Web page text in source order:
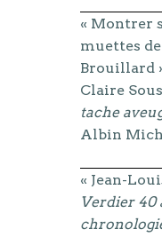
« Montrer
muettes
Brouillard
Claire
tache
Albin
« Jean-
Verdier 40